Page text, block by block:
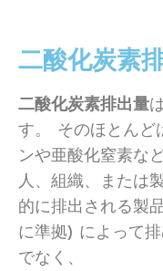
二酸化炭素
二酸化炭素排出量
す。 そのほとん
ンや亜酸化窒素な
人、組織、または
的に排出される製
に準拠) によって
でなく、